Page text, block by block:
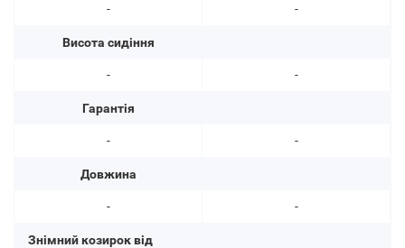
-
Висота сидіння
-
Гарантія
-
Довжина
-
Знімний козирок від
-
-
-
-